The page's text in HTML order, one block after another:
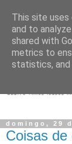
domingo, 29
Coisas de
This site
and to
shared with
metrics to
statistics,